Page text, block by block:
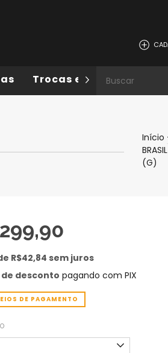
Trocas e Devoluções
Início
BRASIL
(G)
R$42,84 sem juros
de desconto pagando com PIX
DE PAGAMENTO